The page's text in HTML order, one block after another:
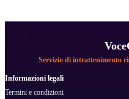
Servizio di intrattenimento
Informazioni legali
Termini e condizioni